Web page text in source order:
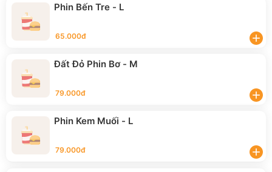
Phin Bến Tre - L
65.000đ add
Đất Đỏ Phin Bơ - M
79.000đ add
Phin Kem Muối - L
79.000đ add